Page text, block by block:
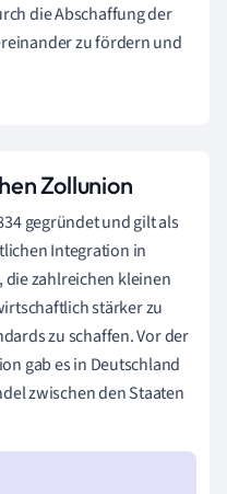
die Abschaffung der
zu fördern und
Zollunion
gegründet und gilt als
Integration in
die zahlreichen kleinen
stärker zu
zu schaffen. Vor der
gab es in Deutschland
zwischen den Staaten